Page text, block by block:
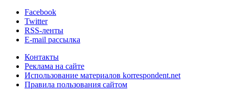
Facebook
Twitter
RSS-ленты
E-mail рассылка
Контакты
Реклама на сайте
Использование материалов korrespondent.net
Правила пользования сайтом